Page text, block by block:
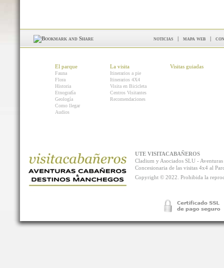
noticias | mapa web |
El parque
Fauna
Flora
Historia
Etnografía
Geología
Como llegar
Audios
La visita
Itinerarios a pie
Itinerarios 4X4
Visita en Bicicleta
Centros Visitantes
Recomendaciones
Visitas guiadas
UTE VISITACABAÑEROS
Cladium y Asociados SLU -
Concesionaria de las visitas 4x4 al
Copyright © 2022. Prohibida la